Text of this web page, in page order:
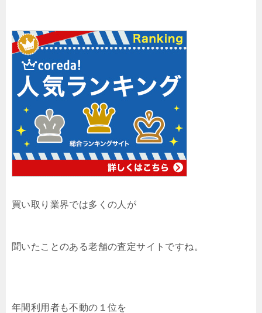
買い取り業界では多くの人が
聞いたことのある老舗の査定サイトですね。
年間利用者も不動の１位を